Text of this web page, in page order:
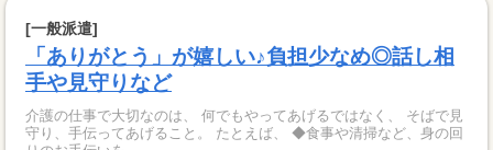
[一般派遣]
「ありがとう」が嬉しい♪負担少なめ◎話し相
手や見守りなど
介護の仕事で大切なのは、 何でもやってあげるではなく、 そばで見
守り、手伝ってあげること。 たとえば、 ◆食事や清掃など、身の回